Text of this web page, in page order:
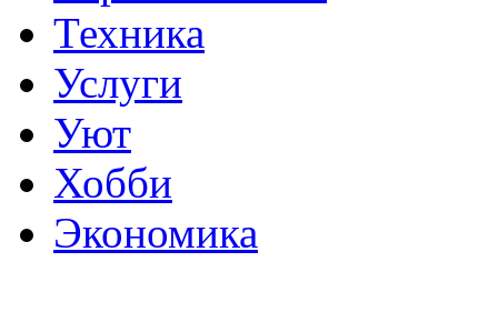
Техника
Услуги
Уют
Хобби
Экономика